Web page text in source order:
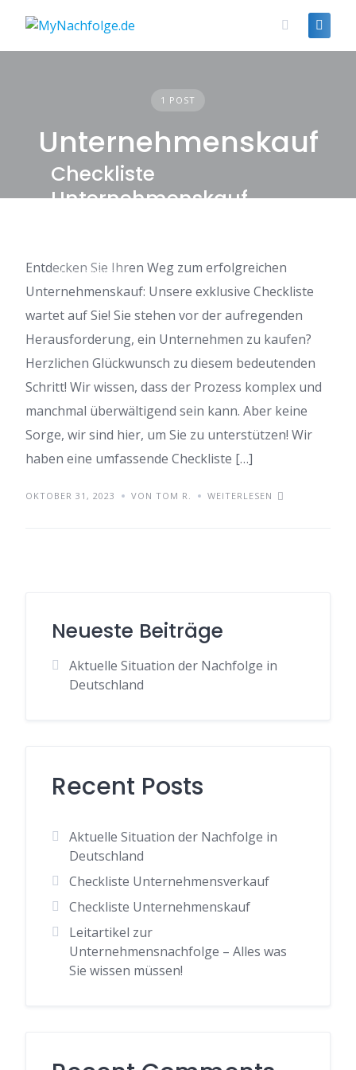
content
1 POST
Unternehmenskauf
FACHWISSEN
Checkliste
Unternehmenskauf
Entdecken Sie Ihren Weg zum erfolgreichen
Unternehmenskauf: Unsere exklusive Checkliste
wartet auf Sie! Sie stehen vor der aufregenden
Herausforderung, ein Unternehmen zu kaufen?
Herzlichen Glückwunsch zu diesem bedeutenden
Schritt! Wir wissen, dass der Prozess komplex und
manchmal überwältigend sein kann. Aber keine
Sorge, wir sind hier, um Sie zu unterstützen! Wir
haben eine umfassende Checkliste […]
OKTOBER 31, 2023 VON TOM R. WEITERLESEN
Neueste Beiträge
Aktuelle Situation der Nachfolge in
Deutschland
Recent Posts
Aktuelle Situation der Nachfolge in
Deutschland
Checkliste Unternehmensverkauf
Checkliste Unternehmenskauf
Leitartikel zur
Unternehmensnachfolge – Alles was
Sie wissen müssen!